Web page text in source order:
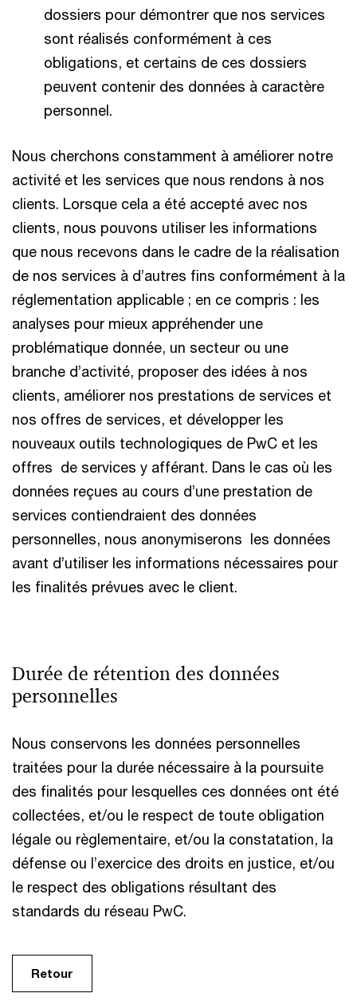
dossiers pour démontrer que nos services
sont réalisés conformément à ces
obligations, et certains de ces dossiers
peuvent contenir des données à caractère
personnel.
Nous cherchons constamment à améliorer notre
activité et les services que nous rendons à nos
clients. Lorsque cela a été accepté avec nos
clients, nous pouvons utiliser les informations
que nous recevons dans le cadre de la réalisation
de nos services à d’autres fins conformément à la
réglementation applicable ; en ce compris : les
analyses pour mieux appréhender une
problématique donnée, un secteur ou une
branche d’activité, proposer des idées à nos
clients, améliorer nos prestations de services et
nos offres de services, et développer les
nouveaux outils technologiques de PwC et les
offres de services y afférant. Dans le cas où les
données reçues au cours d’une prestation de
services contiendraient des données
personnelles, nous anonymiserons les données
avant d’utiliser les informations nécessaires pour
les finalités prévues avec le client.
Durée de rétention des données
personnelles
Nous conservons les données personnelles
traitées pour la durée nécessaire à la poursuite
des finalités pour lesquelles ces données ont été
collectées, et/ou le respect de toute obligation
légale ou règlementaire, et/ou la constatation, la
défense ou l’exercice des droits en justice, et/ou
le respect des obligations résultant des
standards du réseau PwC.
Retour